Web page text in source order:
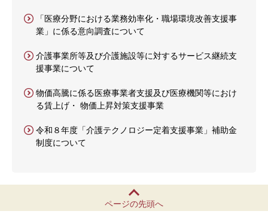
「医療分野における業務効率化・職場環境改善支援事
業」に係る意向調査について
介護事業所等及び介護施設等に対するサービス継続支
援事業について
物価高騰に係る医療事業者支援及び医療機関等におけ
る賃上げ・ 物価上昇対策支援事業
令和８年度「介護テクノロジー定着支援事業」補助金
制度について
ページの先頭へ